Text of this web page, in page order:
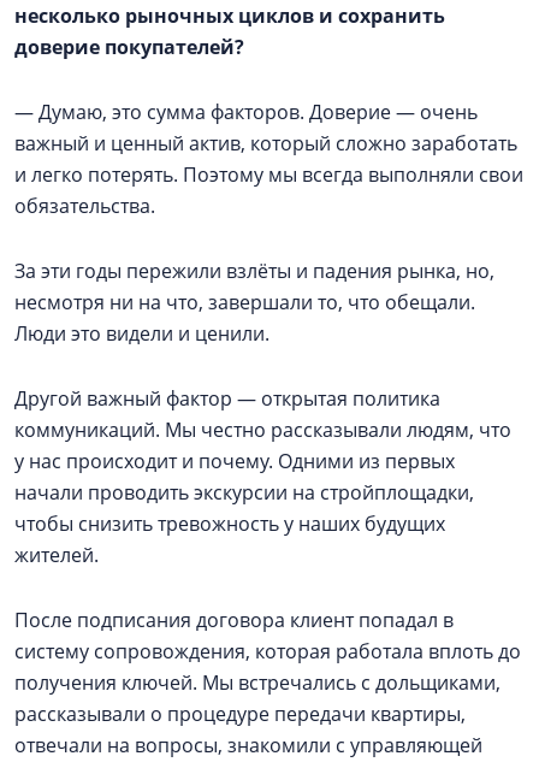
несколько рыночных циклов и сохранить
доверие покупателей?
— Думаю, это сумма факторов. Доверие — очень
важный и ценный актив, который сложно заработать
и легко потерять. Поэтому мы всегда выполняли свои
обязательства.
За эти годы пережили взлёты и падения рынка, но,
несмотря ни на что, завершали то, что обещали.
Люди это видели и ценили.
Другой важный фактор — открытая политика
коммуникаций. Мы честно рассказывали людям, что
у нас происходит и почему. Одними из первых
начали проводить экскурсии на стройплощадки,
чтобы снизить тревожность у наших будущих
жителей.
После подписания договора клиент попадал в
систему сопровождения, которая работала вплоть до
получения ключей. Мы встречались с дольщиками,
рассказывали о процедуре передачи квартиры,
отвечали на вопросы, знакомили с управляющей